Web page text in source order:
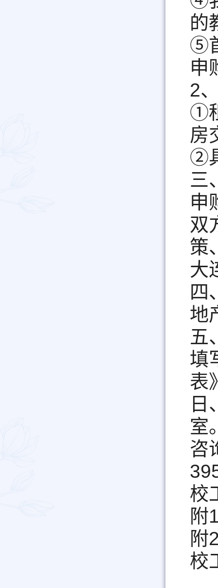
的
⑤
申
2
①
房
②
三
申
双
策
大
四
地
五
填
表
日
室
咨
校
附
附
校